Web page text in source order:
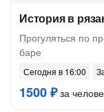
История в
Прогуляться по
баре
Сегодня в 16:00
1500 ₽за